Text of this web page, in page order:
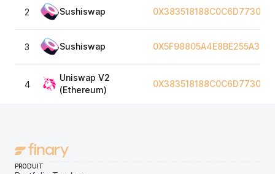
2 Sushiswap
3 Sushiswap
4
Uniswap V2
(Ethereum)
PRODUIT